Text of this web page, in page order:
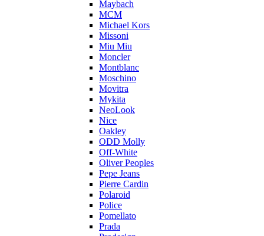
Maybach
MCM
Michael Kors
Missoni
Miu Miu
Moncler
Montblanc
Moschino
Movitra
Mykita
NeoLook
Nice
Oakley
ODD Molly
Off-White
Oliver Peoples
Pepe Jeans
Pierre Cardin
Polaroid
Police
Pomellato
Prada